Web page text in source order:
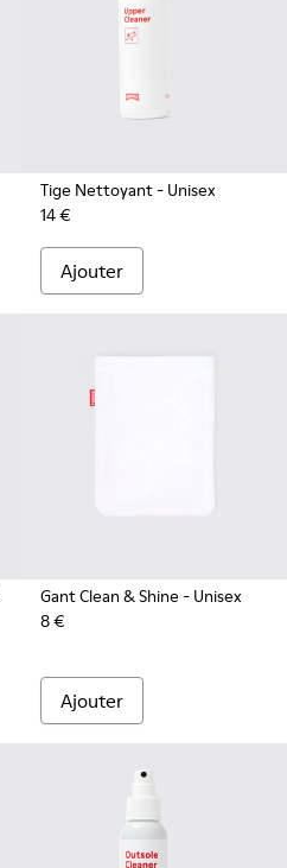
Tige Nettoyant- Unisex
14 €
Ajouter
Gant Clean & Shine - Unisex
8 €
Ajouter